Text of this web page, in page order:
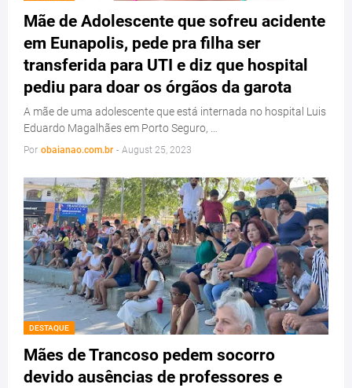
Mãe de Adolescente que sofreu acidente
em Eunapolis, pede pra filha ser
transferida para UTI e diz que hospital
pediu para doar os órgãos da garota
A mãe de uma adolescente que está internada no hospital Luis
Eduardo Magalhães em Porto Seguro, …
Por obaianao.com.br - August 25, 2023
DESTAQUE
Mães de Trancoso pedem socorro
devido ausências de professores e